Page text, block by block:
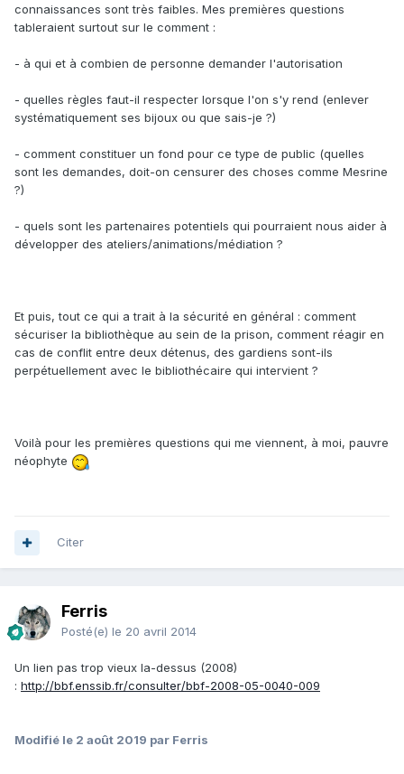
connaissances sont très faibles. Mes premières questions
tableraient surtout sur le comment :
- à qui et à combien de personne demander l'autorisation
- quelles règles faut-il respecter lorsque l'on s'y rend (enlever
systématiquement ses bijoux ou que sais-je ?)
- comment constituer un fond pour ce type de public (quelles
sont les demandes, doit-on censurer des choses comme Mesrine
?)
- quels sont les partenaires potentiels qui pourraient nous aider à
développer des ateliers/animations/médiation ?
Et puis, tout ce qui a trait à la sécurité en général : comment
sécuriser la bibliothèque au sein de la prison, comment réagir en
cas de conflit entre deux détenus, des gardiens sont-ils
perpétuellement avec le bibliothécaire qui intervient ?
Voilà pour les premières questions qui me viennent, à moi, pauvre
néophyte
Citer
Ferris
Posté(e) le 20 avril 2014
Un lien pas trop vieux la-dessus (2008)
: http://bbf.enssib.fr/consulter/bbf-2008-05-0040-009
Modifié le 2 août 2019 par Ferris